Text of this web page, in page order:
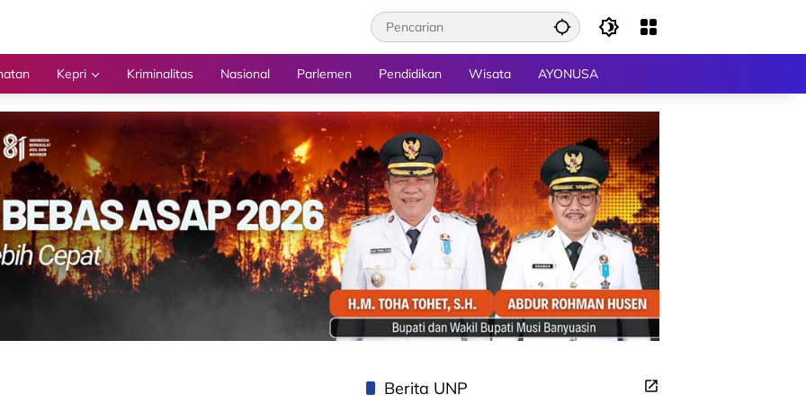
Kepri Kriminalitas Nasional Parlemen Pendidikan Wisata AYONUSA
Berita UNP